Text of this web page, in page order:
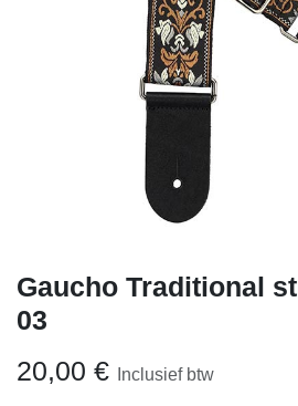
Gaucho Traditional
03
20,00 € Inclusief btw